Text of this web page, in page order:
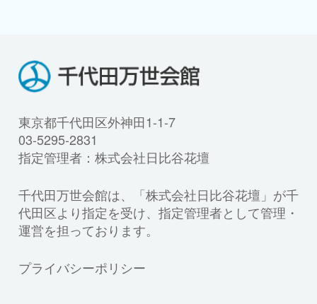
東京都千代田区外神田1-1-7
03-5295-2831
指定管理者：株式会社日比谷花壇
千代田万世会館は、「株式会社日比谷花壇」が千
代田区より指定を受け、指定管理者として管理・
運営を担っております。
プライバシーポリシー